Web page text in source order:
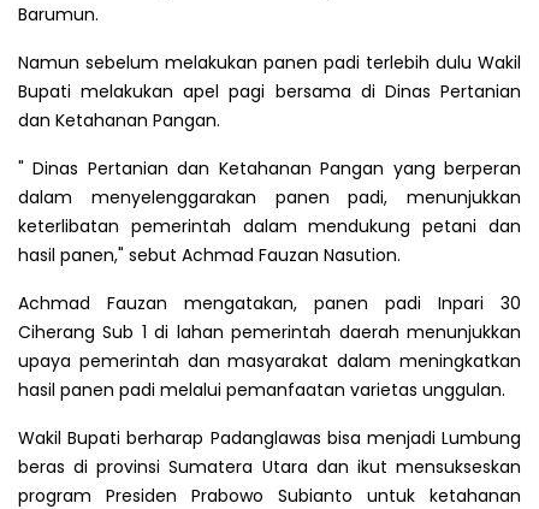
Barumun.
Namun sebelum melakukan panen padi terlebih dulu Wakil
Bupati melakukan apel pagi bersama di Dinas Pertanian
dan Ketahanan Pangan.
" Dinas Pertanian dan Ketahanan Pangan yang berperan
dalam menyelenggarakan panen padi, menunjukkan
keterlibatan pemerintah dalam mendukung petani dan
hasil panen," sebut Achmad Fauzan Nasution.
Achmad Fauzan mengatakan, panen padi Inpari 30
Ciherang Sub 1 di lahan pemerintah daerah menunjukkan
upaya pemerintah dan masyarakat dalam meningkatkan
hasil panen padi melalui pemanfaatan varietas unggulan.
Wakil Bupati berharap Padanglawas bisa menjadi Lumbung
beras di provinsi Sumatera Utara dan ikut mensukseskan
program Presiden Prabowo Subianto untuk ketahanan